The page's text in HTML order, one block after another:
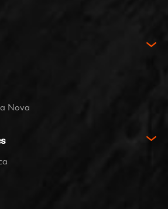
Nova